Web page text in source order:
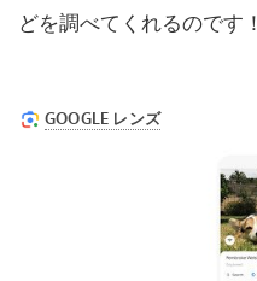
どを調べてくれるのです！